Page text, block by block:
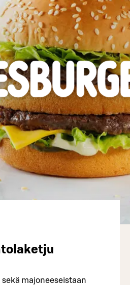
majoneeseistaan